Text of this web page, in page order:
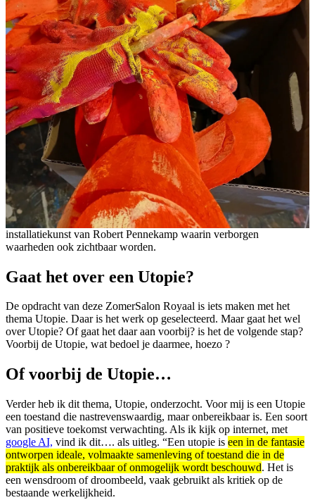
installatiekunst van Robert Pennekamp waarin verborgen
waarheden ook zichtbaar worden.
Gaat het over een Utopie?
De opdracht van deze ZomerSalon Royaal is iets maken met het
thema Utopie. Daar is het werk op geselecteerd. Maar gaat het wel
over Utopie? Of gaat het daar aan voorbij? is het de volgende stap?
Voorbij de Utopie, wat bedoel je daarmee, hoezo ?
Of voorbij de Utopie…
Verder heb ik dit thema, Utopie, onderzocht. Voor mij is een Utopie
een toestand die nastrevenswaardig, maar onbereikbaar is. Een soort
van positieve toekomst verwachting. Als ik kijk op internet, met
google AI, vind ik dit…. als uitleg. “Een utopie is een in de fantasie
ontworpen ideale, volmaakte samenleving of toestand die in de
praktijk als onbereikbaar of onmogelijk wordt beschouwd. Het is
een wensdroom of droombeeld, vaak gebruikt als kritiek op de
bestaande werkelijkheid.